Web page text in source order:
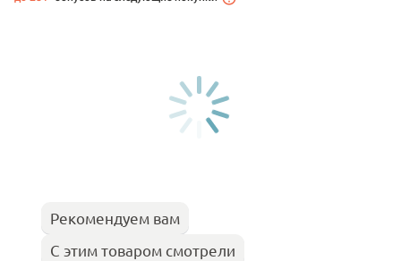
Рекомендуем вам
С этим товаром смотрели